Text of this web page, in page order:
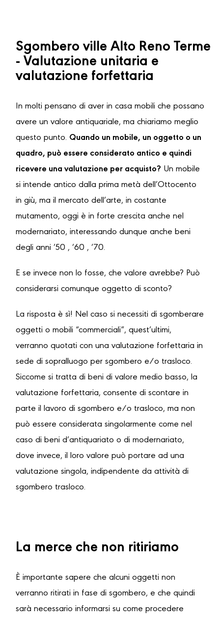
Sgombero ville Alto Reno Terme
- Valutazione unitaria e
valutazione forfettaria
In molti pensano di aver in casa mobili che possano
avere un valore antiquariale, ma chiariamo meglio
questo punto. Quando un mobile, un oggetto o un
quadro, può essere considerato antico e quindi
ricevere una valutazione per acquisto? Un mobile
si intende antico dalla prima metà dell’Ottocento
in giù, ma il mercato dell’arte, in costante
mutamento, oggi è in forte crescita anche nel
modernariato, interessando dunque anche beni
degli anni ’50 , ’60 , ’70.
E se invece non lo fosse, che valore avrebbe? Può
considerarsi comunque oggetto di sconto?
La risposta è sì! Nel caso si necessiti di sgomberare
oggetti o mobili “commerciali”, quest’ultimi,
verranno quotati con una valutazione forfettaria in
sede di sopralluogo per sgombero e/o trasloco.
Siccome si tratta di beni di valore medio basso, la
valutazione forfettaria, consente di scontare in
parte il lavoro di sgombero e/o trasloco, ma non
può essere considerata singolarmente come nel
caso di beni d’antiquariato o di modernariato,
dove invece, il loro valore può portare ad una
valutazione singola, indipendente da attività di
sgombero trasloco.
La merce che non ritiriamo
È importante sapere che alcuni oggetti non
verranno ritirati in fase di sgombero, e che quindi
sarà necessario informarsi su come procedere